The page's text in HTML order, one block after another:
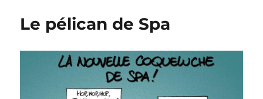
Le pélican de Spa